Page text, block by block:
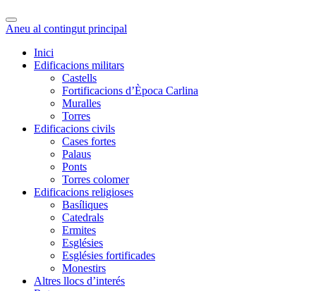
Aneu al contingut principal
Inici
Edificacions militars
Castells
Fortificacions d’Època Carlina
Muralles
Torres
Edificacions civils
Cases fortes
Palaus
Ponts
Torres colomer
Edificacions religioses
Basíliques
Catedrals
Ermites
Esglésies
Esglésies fortificades
Monestirs
Altres llocs d’interés